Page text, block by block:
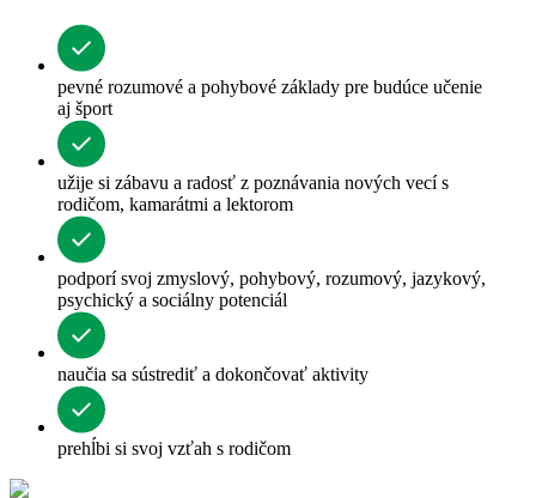
pevné rozumové a pohybové základy pre budúce učenie
aj šport
užije si zábavu a radosť z poznávania nových vecí s
rodičom, kamarátmi a lektorom
podporí svoj zmyslový, pohybový, rozumový, jazykový,
psychický a sociálny potenciál
naučia sa sústrediť a dokončovať aktivity
prehĺbi si svoj vzťah s rodičom